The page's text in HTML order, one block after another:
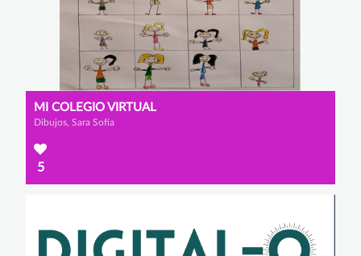
MI COLEGIO VIRTUAL
Dibujos, Sara Sofía
5